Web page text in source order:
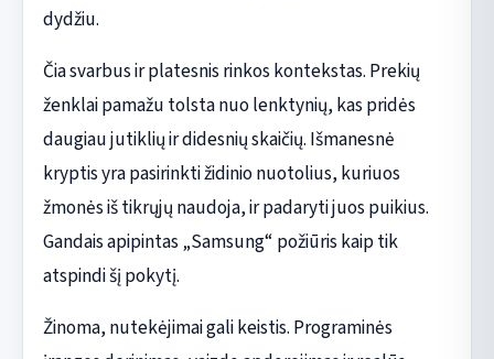
dydžiu.
Čia svarbus ir platesnis rinkos kontekstas. Prekių
ženklai pamažu tolsta nuo lenktynių, kas pridės
daugiau jutiklių ir didesnių skaičių. Išmanesnė
kryptis yra pasirinkti židinio nuotolius, kuriuos
žmonės iš tikrųjų naudoja, ir padaryti juos puikius.
Gandais apipintas „Samsung“ požiūris kaip tik
atspindi šį pokytį.
Žinoma, nutekėjimai gali keistis. Programinės